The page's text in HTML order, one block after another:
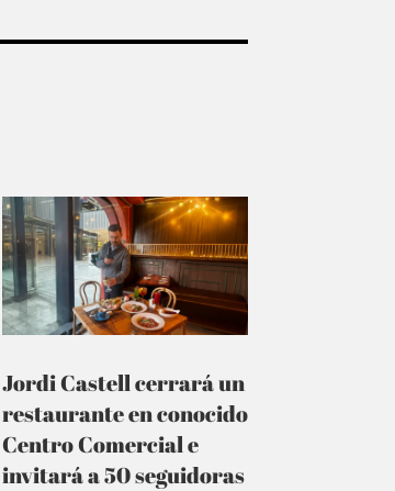
Jordi Castell cerrará un
restaurante en conocido
Centro Comercial e
invitará a 50 seguidoras